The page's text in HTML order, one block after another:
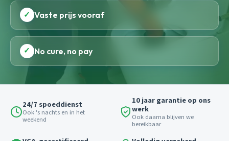
✓ Vaste prijs vooraf
✓ No cure, no pay
24/7 spoeddienst
Ook 's nachts en in het
weekend
10 jaar garantie op ons
werk
Ook daarna blijven we
bereikbaar